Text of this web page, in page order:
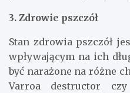
3. Zdrowie pszczół
Stan zdrowia pszczół
wpływającym na ich
być narażone na różne
Varroa destructor